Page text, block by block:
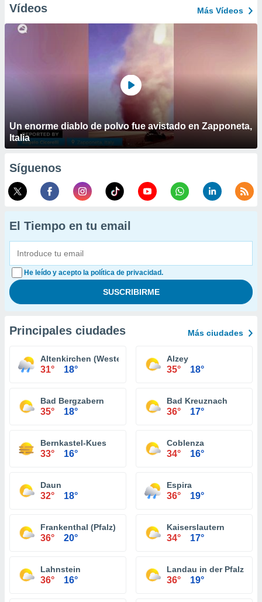
Vídeos Más Vídeos
Un enorme diablo de polvo fue avistado en Zapponeta,
Italia
Síguenos
El Tiempo en tu email
He leído y acepto la política de privacidad.
Principales ciudades Más ciudades
Altenkirchen (Westerwald)
31° 18°
Alzey
35° 18°
Bad Bergzabern
35° 18°
Bad Kreuznach
36° 17°
Bernkastel-Kues
33° 16°
Coblenza
34° 16°
Daun
32° 18°
Espira
36° 19°
Frankenthal (Pfalz)
36° 20°
Kaiserslautern
34° 17°
Lahnstein
36° 16°
Landau in der Pfalz
36° 19°